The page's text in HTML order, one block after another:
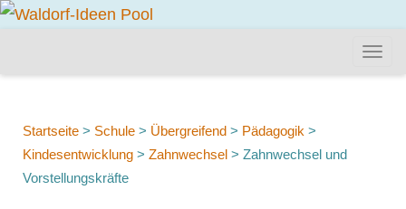
Startseite > Schule > Übergreifend > Pädagogik >
Kindesentwicklung > Zahnwechsel > Zahnwechsel und
Vorstellungskräfte